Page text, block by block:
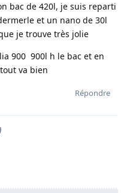
bac de 420l, je suis reparti
et un nano de 30l
je trouve très jolie
900 900l h le bac et en
va bien
Répondre